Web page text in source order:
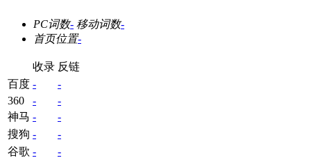
PC词数- 移动词数-
首页位置-
收录 反链
百度 -
-
360
-
-
神马 -
-
搜狗 -
-
谷歌 - -